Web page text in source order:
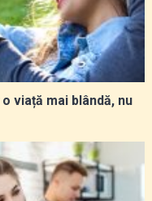
viață mai blândă, nu